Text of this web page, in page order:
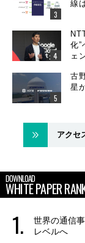
線
化
ェ
古
星
アクセ
DOWNLOAD
WHITE PAPER
世界の通信
レベルへ